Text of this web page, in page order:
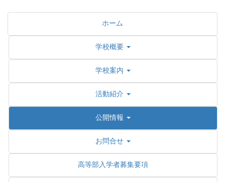
ホーム
学校概要
学校案内
活動紹介
公開情報
お問合せ
高等部入学者募集要項